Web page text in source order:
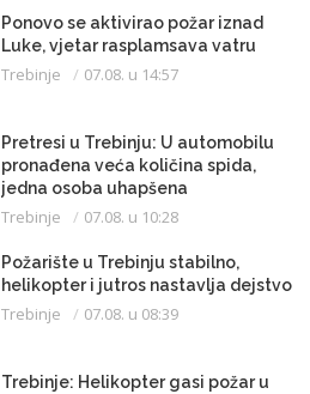
Ponovo se aktivirao požar iznad
Luke, vjetar rasplamsava vatru
Trebinje 07.08. u 14:57
Pretresi u Trebinju: U automobilu
pronađena veća količina spida,
jedna osoba uhapšena
Trebinje 07.08. u 10:28
Požarište u Trebinju stabilno,
helikopter i jutros nastavlja dejstvo
Trebinje 07.08. u 08:39
Trebinje: Helikopter gasi požar u